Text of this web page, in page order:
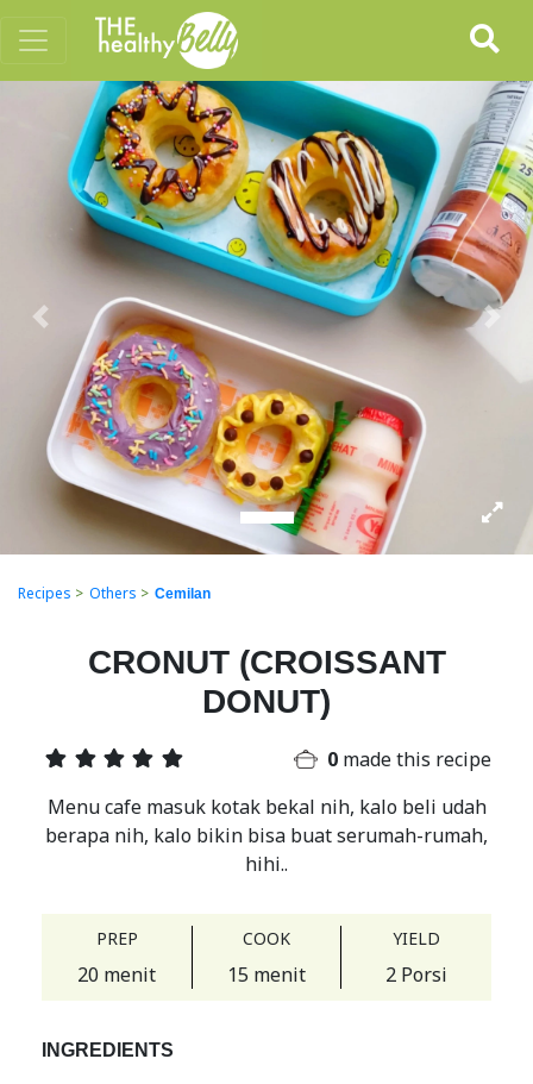
Previous
Recipes > Others > Cemilan
CRONUT (CROISSANT
DONUT)
0 made this recipe
Menu cafe masuk kotak bekal nih, kalo beli udah
berapa nih, kalo bikin bisa buat serumah-rumah,
hihi..
PREP
20 menit
COOK
15 menit
YIELD
2 Porsi
INGREDIENTS